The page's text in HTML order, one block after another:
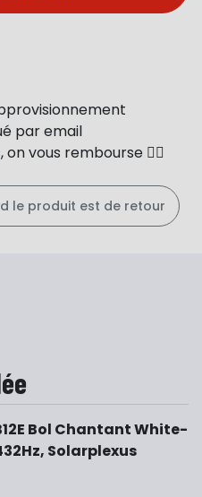
par email
vous rembourse 👍🏻
le produit est de retour
Bol Chantant White-
Solarplexus